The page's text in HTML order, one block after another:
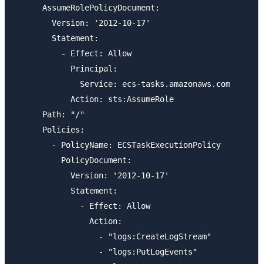
      AssumeRolePolicyDocument:
        Version: '2012-10-17'
        Statement:
          - Effect: Allow
            Principal:
              Service: ecs-tasks.amazonaws.com
            Action: sts:AssumeRole
      Path: "/"
      Policies:
        - PolicyName: ECSTaskExecutionPolicy
          PolicyDocument:
            Version: '2012-10-17'
            Statement:
              - Effect: Allow
                Action:
                  - "logs:CreateLogStream"
                  - "logs:PutLogEvents"